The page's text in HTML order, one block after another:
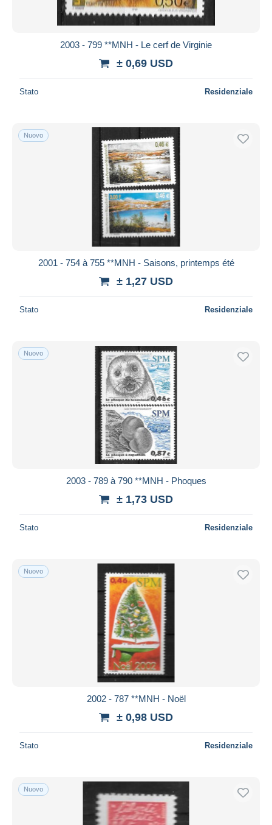
2003 - 799 **MNH - Le cerf de Virginie
± 0,69 USD
Stato Residenziale
Nuovo
2001 - 754 à 755 **MNH - Saisons, printemps été
± 1,27 USD
Stato Residenziale
Nuovo
2003 - 789 à 790 **MNH - Phoques
± 1,73 USD
Stato Residenziale
Nuovo
2002 - 787 **MNH - Noël
± 0,98 USD
Stato Residenziale
Nuovo